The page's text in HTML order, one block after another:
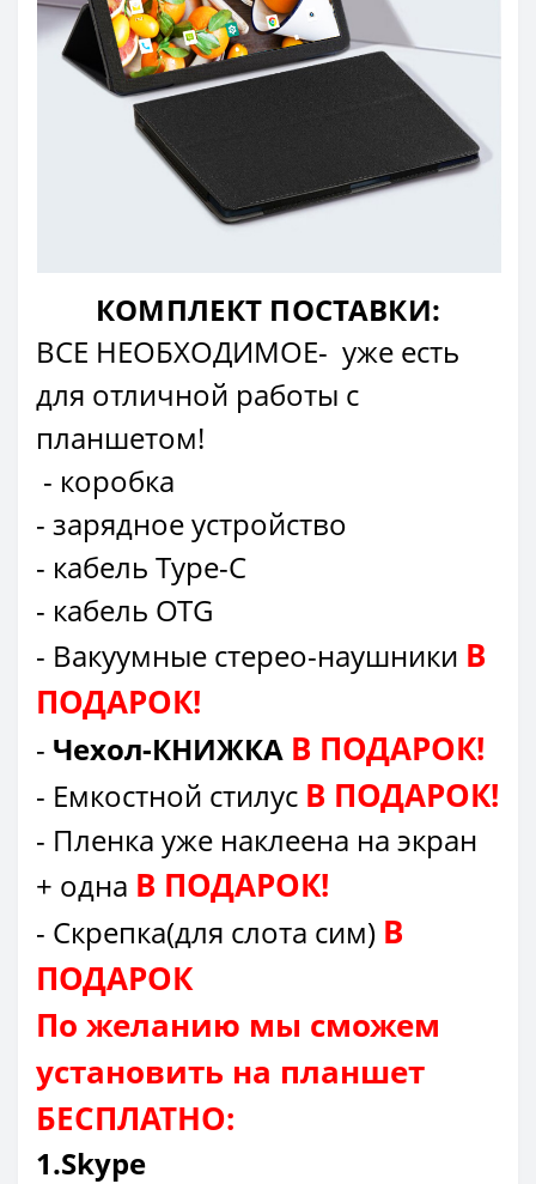
КОМПЛЕКТ ПОСТАВКИ:
ВСЕ НЕОБХОДИМОЕ- уже есть
для отличной работы с
планшетом!
- коробка
- зарядное устройство
- кабель Type-C
- кабель OTG
- Вакуумные стерео-наушники В
ПОДАРОК!
- Чехол-КНИЖКА В ПОДАРОК!
- Емкостной стилус В ПОДАРОК!
- Пленка уже наклеена на экран
+ одна В ПОДАРОК!
- Cкрепка(для слота сим) В
ПОДАРОК
По желанию мы сможем
установить на планшет
БЕСПЛАТНО:
1.Skype